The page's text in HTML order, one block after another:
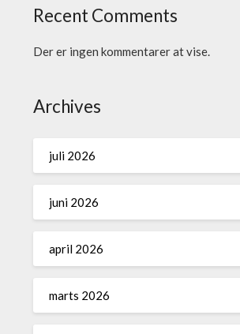
Recent Comments
Der er ingen kommentarer at vise.
Archives
juli 2026
juni 2026
april 2026
marts 2026